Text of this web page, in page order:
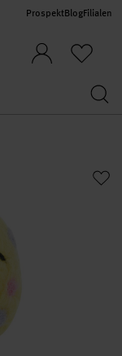
ProspektBlogFilialen